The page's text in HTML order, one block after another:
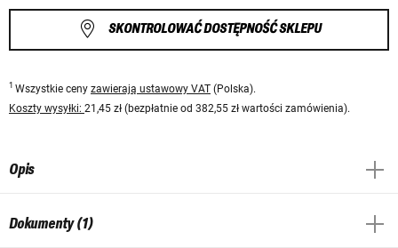
SKONTROLOWAĆ DOSTĘPNOŚĆ SKLEPU
1 Wszystkie ceny zawierają ustawowy VAT (Polska).
Koszty wysyłki: 21,45 zł (bezpłatnie od 382,55 zł wartości zamówienia).
Opis
Dokumenty (1)